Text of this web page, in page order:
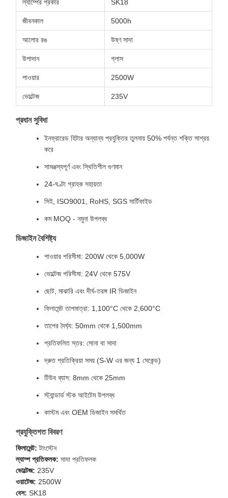
ল্যাম্পের প্রকার SK18
জীবনকাল 5000h
আলোর রঙ উষ্ণ সাদা
উপাদান গ্লাস
পাওয়ার 2500W
ভোল্টেজ 235V
প্রধান সুবিধা
ইনফ্রারেড হিটার অন্যান্য প্রযুক্তির তুলনায় 50% পর্যন্ত শক্তি সাশ্রয়
করে
সামঞ্জস্যপূর্ণ এবং স্থিতিশীল গুণমান
24-ঘণ্টা গ্রাহক সহায়তা
সিই, ISO9001, RoHS, SGS সার্টিফাইড
কম MOQ - নমুনা উপলব্ধ
ডিজাইন বৈশিষ্ট্য
পাওয়ার পরিসীমা: 200W থেকে 5,000W
ভোল্টেজ পরিসীমা: 24V থেকে 575V
ছোট, মাঝারি এবং দীর্ঘ-তরঙ্গ IR ডিজাইন
ফিলামেন্ট তাপমাত্রা: 1,100°C থেকে 2,600°C
তাপের দৈর্ঘ্য: 50mm থেকে 1,500mm
প্রতিফলিত স্তর: সোনা বা সাদা
দ্রুত প্রতিক্রিয়া সময় (S-W এর জন্য 1 সেকেন্ড)
টিউব ব্যাস: 8mm থেকে 25mm
স্ট্যান্ডার্ড স্টক আইটেম উপলব্ধ
কাস্টম এবং OEM ডিজাইন সমর্থিত
প্রযুক্তিগত বিবরণ
ফিলামেন্ট: টাংস্টেন
ল্যাম্প প্রতিফলক: সাদা প্রতিফলক
ভোল্টেজ: 235V
ওয়াটেজ: 2500W
বেস: SK18